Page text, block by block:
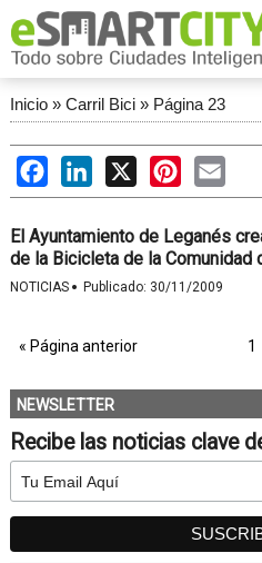
Inicio» Carril Bici» Página 23
FacebookLinkedIn
X PinterestEmail
El Ayuntamiento de Leganés
de la Bicicleta de la Comunidad
NOTICIAS · Publicado: 30/11/2009
« Página anterior 1
NEWSLETTER
Recibe las noticias clave